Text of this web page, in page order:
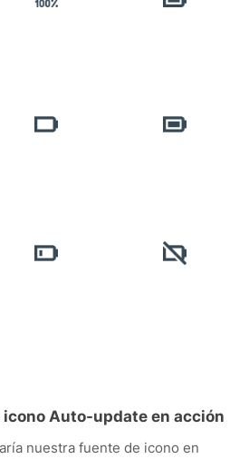
Auto-update en acción
nuestra fuente de icono en